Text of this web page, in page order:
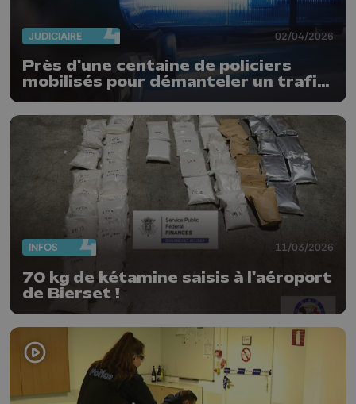
JUDICIAIRE 02/04/2026
Près d'une centaine de policiers
mobilisés pour démanteler un trafic
de stupéfiants dans 4 communes
INFOS 11/03/2026
70 kg de kétamine saisis à l'aéroport
de Bierset !